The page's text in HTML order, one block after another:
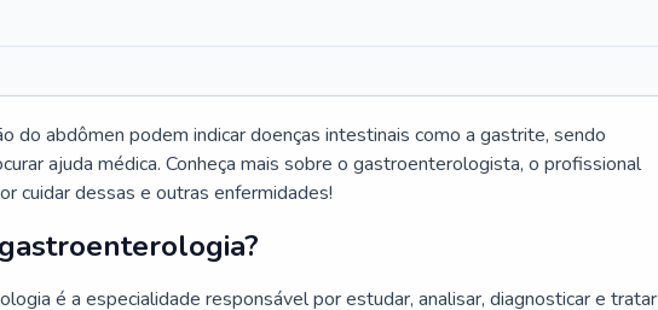
do abdômen podem indicar doenças intestinais como a gastrite, sendo
ajuda médica. Conheça mais sobre o gastroenterologista, o profissional
cuidar dessas e outras enfermidades!
é a especialidade responsável por estudar, analisar, diagnosticar e tratar